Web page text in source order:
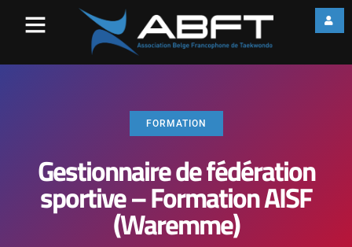
FORMATION
Gestionnaire de fédération
sportive – Formation AISF
(Waremme)